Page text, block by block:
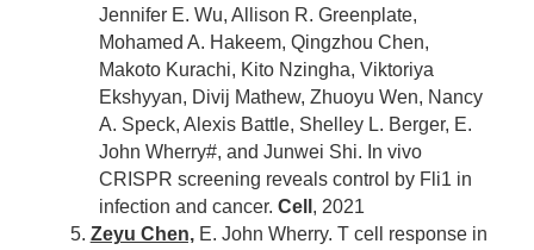
Jennifer E. Wu, Allison R. Greenplate,
Mohamed A. Hakeem, Qingzhou Chen,
Makoto Kurachi, Kito Nzingha, Viktoriya
Ekshyyan, Divij Mathew, Zhuoyu Wen, Nancy
A. Speck, Alexis Battle, Shelley L. Berger, E.
John Wherry#, and Junwei Shi. In vivo
CRISPR screening reveals control by Fli1 in
infection and cancer. Cell , 2021
5. Zeyu Chen,E. John Wherry. T cell response in